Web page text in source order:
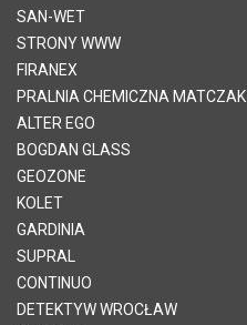
SAN-WET
STRONY WWW
FIRANEX
PRALNIA CHEMICZNA MATCZAK
ALTER EGO
BOGDAN GLASS
GEOZONE
KOLET
GARDINIA
SUPRAL
CONTINUO
DETEKTYW WROCŁAW